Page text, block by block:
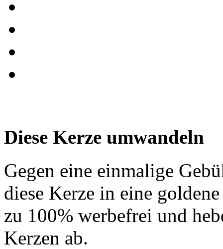
Diese Kerze umwandeln
Gegen eine einmalige
diese Kerze in eine
zu 100% werbefrei und
Kerzen ab.